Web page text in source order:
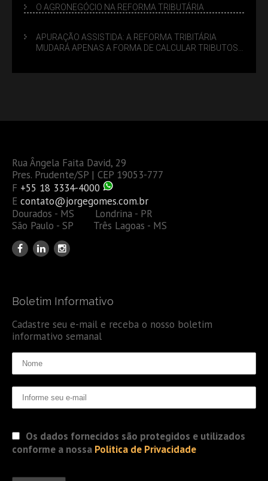
O AGRONEGÓCIO NA REFORMA TRIBUTÁRIA
APURAÇÃO ASSISTIDA: A REFORMA TRIBITÁRIA
MUDARÁ APENAS A FORMA DE CALCULAR TRIBUTOS
Rua Ângela Faita David, 29
Pres. Prudente/SP | CEP 19053-777
F +55 18 3334-4000
E contato@jorgegomes.com.br
Dourados - MS Londrina - PR
São Paulo - SP Três Lagoas - MS
Boletim Informativo
Cadastre seu e-mail e receba o nosso boletim
informativo semanal
Os dados fornecidos são protegidos e utilizados
conforme a nossa Politica de Privacidade